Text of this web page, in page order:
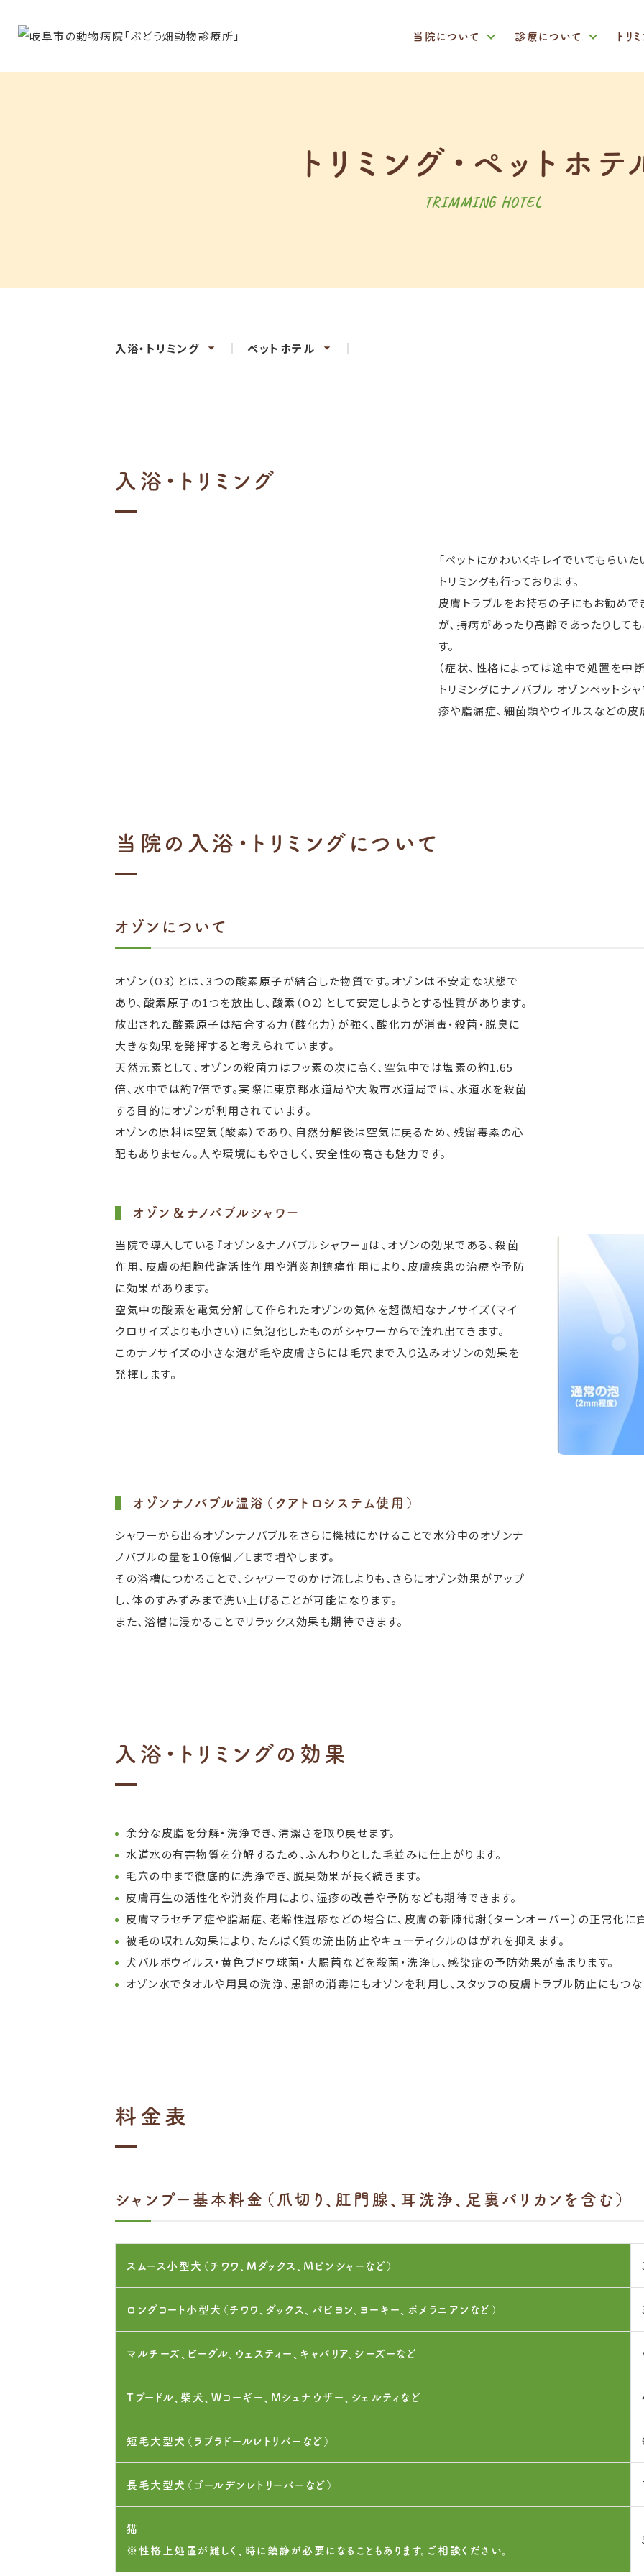
当院について 診療について トリ
トリミング・ペットホテ
TRIMMING HOTEL
入浴・トリミング ペットホテル
入浴・トリミング
「ペットにかわいくキレイでいてもらい
トリミングも行っております。
皮膚トラブルをお持ちの子にもお勧めで
が、持病があったり高齢であったりして
す。
（症状、性格によっては途中で処置を中断
トリミングにナノバブル オゾンペットシ
疹や脂漏症、細菌類やウイルスなどの皮
当院の入浴・トリミングについて
オゾンについて
オゾン（O3）とは、3つの酸素原子が結合した物質です。オゾンは不安定な状態で
あり、酸素原子の1つを放出し、酸素（O2）として安定しようとする性質があります。
放出された酸素原子は結合する力（酸化力）が強く、酸化力が消毒・殺菌・脱臭に
大きな効果を発揮すると考えられています。
天然元素として、オゾンの殺菌力はフッ素の次に高く、空気中では塩素の約1.65
倍、水中では約7倍です。実際に東京都水道局や大阪市水道局では、水道水を殺菌
する目的にオゾンが利用されています。
オゾンの原料は空気（酸素）であり、自然分解後は空気に戻るため、残留毒素の心
配もありません。人や環境にもやさしく、安全性の高さも魅力です。
オゾン＆ナノバブルシャワー
当院で導入している『オゾン＆ナノバブルシャワー』は、オゾンの効果である、殺菌
作用、皮膚の細胞代謝活性作用や消炎剤鎮痛作用により、皮膚疾患の治療や予防
に効果があります。
空気中の酸素を電気分解して作られたオゾンの気体を超微細なナノサイズ（マイ
クロサイズよりも小さい）に気泡化したものがシャワーからで流れ出てきます。
このナノサイズの小さな泡が毛や皮膚さらには毛穴まで入り込みオゾンの効果を
発揮します。
オゾンナノバブル温浴（クアトロシステム使用）
シャワーから出るオゾンナノバブルをさらに機械にかけることで水分中のオゾンナ
ノバブルの量を１０億個／Lまで増やします。
その浴槽につかることで、シャワーでのかけ流しよりも、さらにオゾン効果がアップ
し、体のすみずみまで洗い上げることが可能になります。
また、浴槽に浸かることでリラックス効果も期待できます。
入浴・トリミングの効果
余分な皮脂を分解・洗浄でき、清潔さを取り戻せます。
水道水の有害物質を分解するため、ふんわりとした毛並みに仕上がります。
毛穴の中まで徹底的に洗浄でき、脱臭効果が長く続きます。
皮膚再生の活性化や消炎作用により、湿疹の改善や予防なども期待できます。
皮膚マラセチア症や脂漏症、老齢性湿疹などの場合に、皮膚の新陳代謝（ターンオーバー）の正常化に
被毛の収れん効果により、たんぱく質の流出防止やキューティクルのはがれを抑えます。
犬バルボウイルス・黄色ブドウ球菌・大腸菌などを殺菌・洗浄し、感染症の予防効果が高まります。
オゾン水でタオルや用具の洗浄、患部の消毒にもオゾンを利用し、スタッフの皮膚トラブル防止にもつな
料金表
シャンプー基本料金（爪切り、肛門腺、耳洗浄、足裏バリカンを含む）
スムース小型犬（チワワ、Mダックス、Mピンシャーなど）
ロングコート小型犬（チワワ、ダックス、パピヨン、ヨーキー、ポメラニアンなど）
マルチーズ、ビーグル、ウェスティー、キャバリア、シーズーなど
Tプードル、柴犬、Wコーギー、Mシュナウザー、シェルティなど
短毛大型犬（ラブラドールレトリバーなど）
長毛大型犬（ゴールデンレトリーバーなど）
猫
※性格上処置が難しく、時に鎮静が必要になることもあります。ご相談ください。